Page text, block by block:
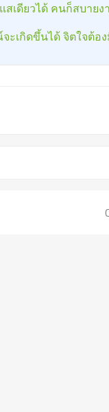
เดียวได้ คนก็สบายง
เกิดขึ้นได้ จิตใจต้อ